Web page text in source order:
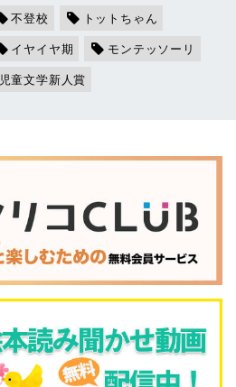
不登校
トットちゃん
イヤイヤ期
モンテッソーリ
児童文学新人賞